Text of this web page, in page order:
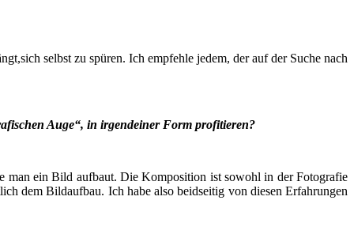
selbst zu spü­ren. Ich emp­feh­le jedem, der auf der Suche nach
Auge“, in irgend­ei­ner Form profitieren?
man ein Bild auf­baut. Die Kom­po­si­ti­on ist sowohl in der Foto­gra­fie
dem Bild­auf­bau. Ich habe also beid­sei­tig von die­sen Erfah­run­gen